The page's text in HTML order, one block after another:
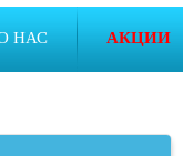
НАС АКЦИИ